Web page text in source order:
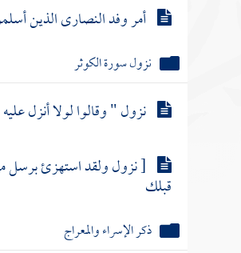
أمر وفد النصارى الذين
نزول سورة الكوثر
نزول " وقالوا لولا أنزل
[ نزول ولقد استهزئ برسل
قبلك
ذكر الإسراء والمعراج